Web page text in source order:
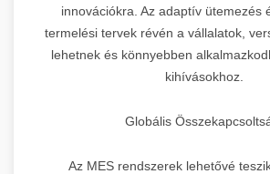
innovációkra. Az adaptív ütemezés
termelési tervek révén a vállalatok,
lehetnek és könnyebben
kihívásokhoz.
Globális
Az MES rendszerek lehetővé